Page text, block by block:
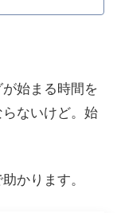
始まる時間を
ないけど。始
かります。